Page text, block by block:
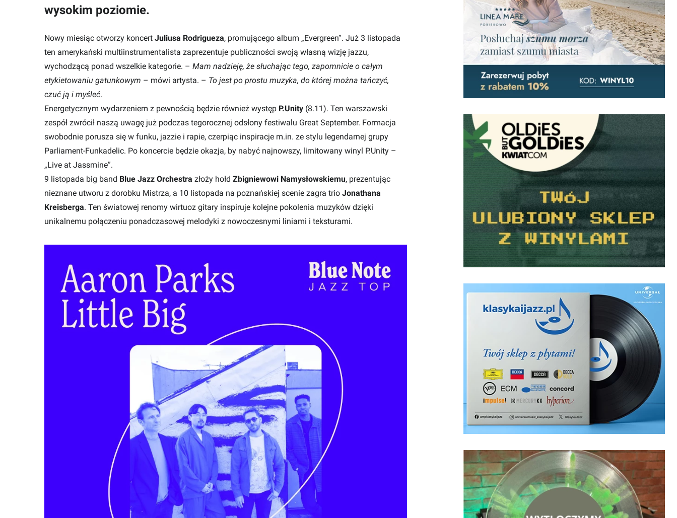
wysokim poziomie.
Nowy miesiąc otworzy koncert Juliusa Rodrigueza, promującego album „Evergreen”. Już 3 listopada
ten amerykański multiinstrumentalista zaprezentuje publiczności swoją własną wizję jazzu,
wychodzącą ponad wszelkie kategorie. – Mam nadzieję, że słuchając tego, zapomnicie o całym
etykietowaniu gatunkowym – mówi artysta. – To jest po prostu muzyka, do której można tańczyć,
czuć ją i myśleć.
Energetycznym wydarzeniem z pewnością będzie również występ P.Unity (8.11). Ten warszawski
zespół zwrócił naszą uwagę już podczas tegorocznej odsłony festiwalu Great September. Formacja
swobodnie porusza się w funku, jazzie i rapie, czerpiąc inspiracje m.in. ze stylu legendarnej grupy
Parliament-Funkadelic. Po koncercie będzie okazja, by nabyć najnowszy, limitowany winyl P.Unity –
„Live at Jassmine”.
9 listopada big band Blue Jazz Orchestra złoży hołd Zbigniewowi Namysłowskiemu, prezentując
nieznane utworu z dorobku Mistrza, a 10 listopada na poznańskiej scenie zagra trio Jonathana
Kreisberga. Ten światowej renomy wirtuoz gitary inspiruje kolejne pokolenia muzyków dzięki
unikalnemu połączeniu ponadczasowej melodyki z nowoczesnymi liniami i teksturami.